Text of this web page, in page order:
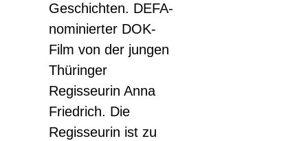
Geschichten. DEFA-
nominierter DOK-
Film von der jungen
Thüringer
Regisseurin Anna
Friedrich. Die
Regisseurin ist zu